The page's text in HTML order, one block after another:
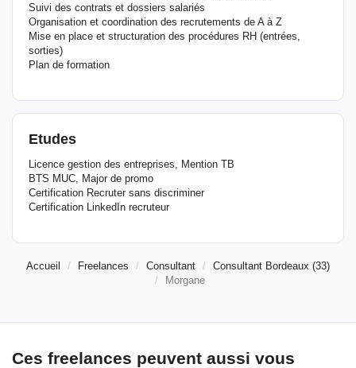
Suivi des contrats et dossiers salariés
Organisation et coordination des recrutements de A à Z
Mise en place et structuration des procédures RH (entrées,
sorties)
Plan de formation
Etudes
Licence gestion des entreprises, Mention TB
BTS MUC, Major de promo
Certification Recruter sans discriminer
Certification LinkedIn recruteur
Accueil Freelances Consultant
Consultant Bordeaux (33)
Morgane
Ces freelances peuvent aussi vous